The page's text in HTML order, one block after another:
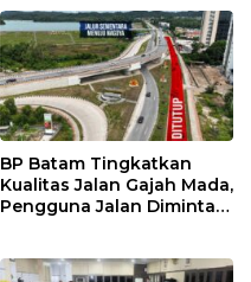
BP Batam Tingkatkan
Kualitas Jalan Gajah Mada,
Pengguna Jalan Diminta